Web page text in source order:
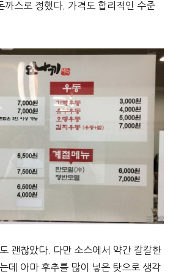
까스로 정했다. 가격도 합리적인 수준
괜찮았다. 다만 소스에서 약간 칼칼한
데 아마 후추를 많이 넣은 탓으로 생각